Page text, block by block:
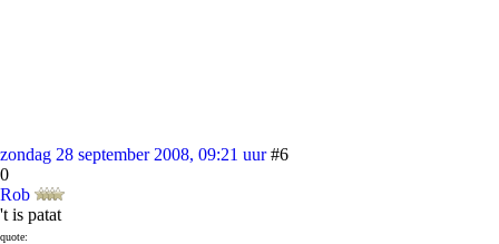
zondag 28 september 2008, 09:21 uur #6
0
Rob
't is patat
quote: